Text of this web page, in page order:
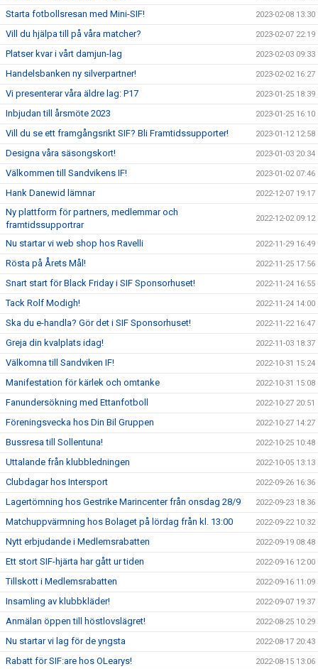
Starta fotbollsresan med Mini-SIF! 2023-02-08 13:30
Vill du hjälpa till på våra matcher? 2023-02-07 22:19
Platser kvar i vårt damjun-lag 2023-02-03 09:33
Handelsbanken ny silverpartner! 2023-02-02 16:27
Vi presenterar våra äldre lag: P17 2023-01-25 18:39
Inbjudan till årsmöte 2023 2023-01-25 16:10
Vill du se ett framgångsrikt SIF? Bli Framtidssupporter! 2023-01-12 12:58
Designa våra säsongskort! 2023-01-03 20:34
Välkommen till Sandvikens IF! 2023-01-02 07:46
Hank Danewid lämnar 2022-12-07 19:17
Ny plattform för partners, medlemmar och
framtidssupportrar
2022-12-02 09:12
Nu startar vi web shop hos Ravelli 2022-11-29 16:49
Rösta på Årets Mål! 2022-11-25 17:56
Snart start för Black Friday i SIF Sponsorhuset! 2022-11-24 16:55
Tack Rolf Modigh! 2022-11-24 14:00
Ska du e-handla? Gör det i SIF Sponsorhuset! 2022-11-22 16:47
Greja din kvalplats idag! 2022-11-03 18:37
Välkomna till Sandviken IF! 2022-10-31 15:24
Manifestation för kärlek och omtanke 2022-10-31 15:08
Fanundersökning med Ettanfotboll 2022-10-27 20:51
Föreningsvecka hos Din Bil Gruppen 2022-10-27 14:27
Bussresa till Sollentuna! 2022-10-25 10:48
Uttalande från klubbledningen 2022-10-05 13:13
Clubdagar hos Intersport 2022-09-26 16:36
Lagertömning hos Gestrike Marincenter från onsdag 28/9 2022-09-23 18:36
Matchuppvärmning hos Bolaget på lördag från kl. 13:00 2022-09-22 10:32
Nytt erbjudande i Medlemsrabatten 2022-09-19 08:48
Ett stort SIF-hjärta har gått ur tiden 2022-09-16 12:00
Tillskott i Medlemsrabatten 2022-09-16 11:09
Insamling av klubbkläder! 2022-09-07 19:37
Anmälan öppen till höstlovslägret! 2022-08-25 10:29
Nu startar vi lag för de yngsta 2022-08-17 20:43
Rabatt för SIF:are hos OLearys! 2022-08-15 13:06